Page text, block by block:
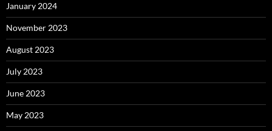
January 2024
November 2023
August 2023
July 2023
June 2023
May 2023